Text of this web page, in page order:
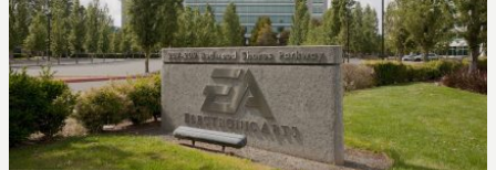
Gabe Newell aussi facilement.P.